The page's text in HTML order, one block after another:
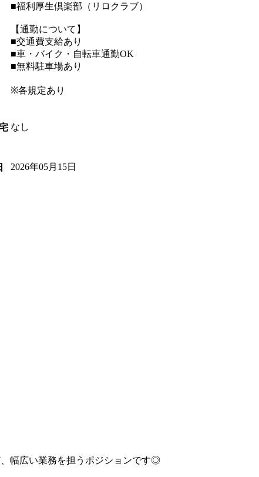
■福利厚生倶楽部（リロクラブ）
【通勤について】
■交通費支給あり
■車・バイク・自転車通勤OK
■無料駐車場あり
※各規定あり
なし
2026年05月15日
幅広い業務を担うポジションです◎